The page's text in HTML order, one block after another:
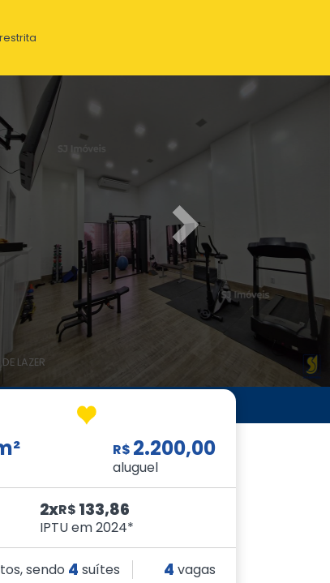
DE LAZER
R$ 2.200,00
aluguel
2xR$ 133,86
IPTU em 2024*
sendo 4 suítes 4 vagas